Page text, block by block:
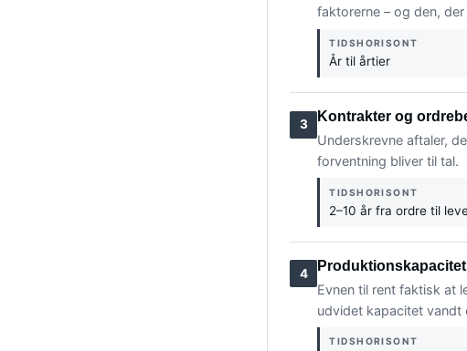
faktorerne – og den,
TIDSHORISONT
År til årtier
3
Kontrakter og
Underskrevne aftaler,
forventning bliver til tal.
TIDSHORISONT
2–10 år fra ordre til
4
Produktionskapacitet
Evnen til rent faktisk at
udvidet kapacitet vandt
TIDSHORISONT